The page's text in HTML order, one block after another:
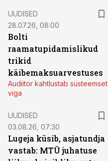
UUDISED
28.07.26, 08:00
Bolti
raamatupidamislikud
trikid
käibemaksuarvestuses
Audiitor kahtlustab süsteemset
viga
UUDISED
03.08.26, 07:30
Lugeja küsib, asjatundja
vastab: MTÜ juhatuse